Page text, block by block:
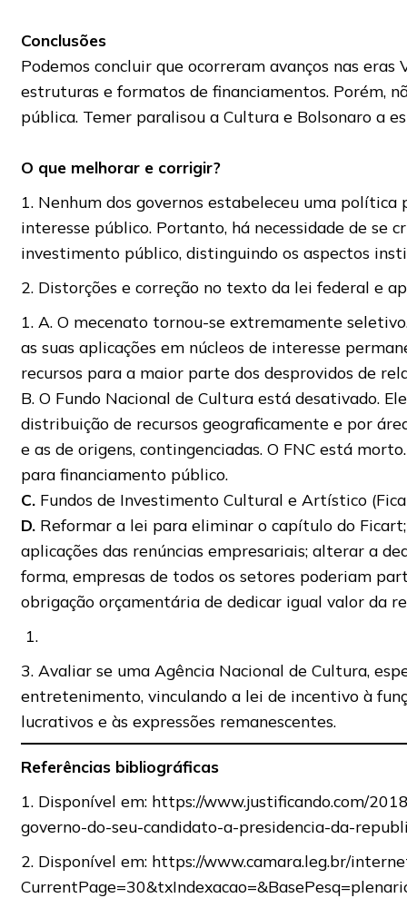
Conclusões
Podemos concluir que ocorreram avanços nas eras
estruturas e formatos de financiamentos. Porém,
pública. Temer paralisou a Cultura e Bolsonaro a
O que melhorar e corrigir?
1. Nenhum dos governos estabeleceu uma
interesse público. Portanto, há necessidade de se
investimento público, distinguindo os aspectos
2. Distorções e correção no texto da lei federal e
1. A. O mecenato tornou-se extremamente
as suas aplicações em núcleos de interesse
recursos para a maior parte dos desprovidos de
B. O Fundo Nacional de Cultura está desativado.
distribuição de recursos geograficamente e por
e as de origens, contingenciadas. O FNC está
para financiamento público.
C. Fundos de Investimento Cultural e Artístico
D.Reformar a lei para eliminar o capítulo do
aplicações das renúncias empresariais; alterar a
forma, empresas de todos os setores poderiam
obrigação orçamentária de dedicar igual valor da
3. Avaliar se uma Agência Nacional de Cultura,
entretenimento, vinculando a lei de incentivo à
lucrativos e às expressões remanescentes.
Referências bibliográficas
1. Disponível em: https://www.justificando.com/
governo-do-seu-candidato-a-presidencia-da-
2. Disponível em: https://www.camara.leg.br/